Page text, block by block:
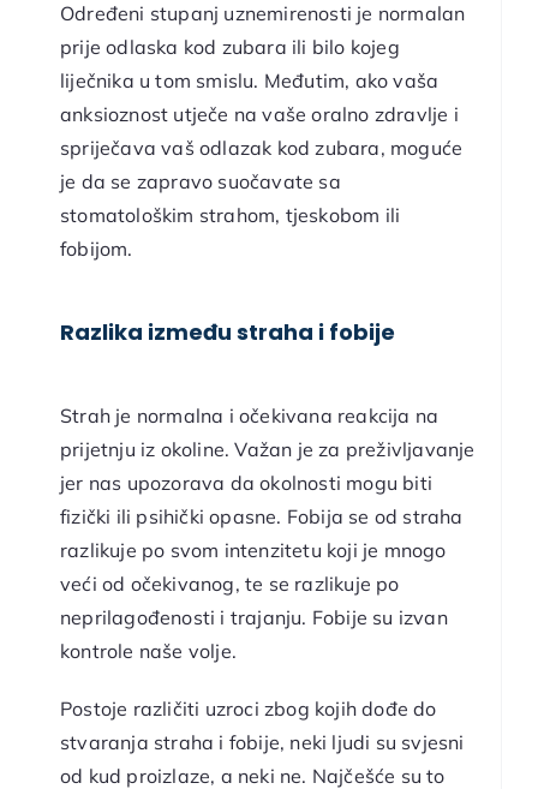
Određeni stupanj uznemirenosti je normalan
prije odlaska kod zubara ili bilo kojeg
liječnika u tom smislu. Međutim, ako vaša
anksioznost utječe na vaše oralno zdravlje i
spriječava vaš odlazak kod zubara, moguće
je da se zapravo suočavate sa
stomatološkim strahom, tjeskobom ili
fobijom.
Razlika između straha i fobije
Strah je normalna i očekivana reakcija na
prijetnju iz okoline. Važan je za preživljavanje
jer nas upozorava da okolnosti mogu biti
fizički ili psihički opasne. Fobija se od straha
razlikuje po svom intenzitetu koji je mnogo
veći od očekivanog, te se razlikuje po
neprilagođenosti i trajanju. Fobije su izvan
kontrole naše volje.
Postoje različiti uzroci zbog kojih dođe do
stvaranja straha i fobije, neki ljudi su svjesni
od kud proizlaze, a neki ne. Najčešće su to